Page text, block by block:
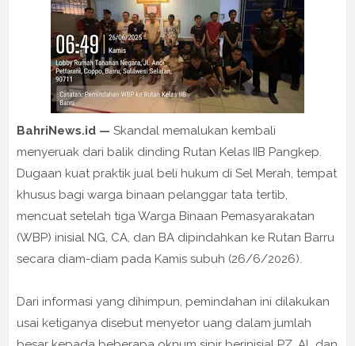
BahriNews.id — Skandal memalukan kembali
menyeruak dari balik dinding Rutan Kelas IIB Pangkep.
Dugaan kuat praktik jual beli hukum di Sel Merah, tempat
khusus bagi warga binaan pelanggar tata tertib,
mencuat setelah tiga Warga Binaan Pemasyarakatan
(WBP) inisial NG, CA, dan BA dipindahkan ke Rutan Barru
secara diam-diam pada Kamis subuh (26/6/2026).
Dari informasi yang dihimpun, pemindahan ini dilakukan
usai ketiganya disebut menyetor uang dalam jumlah